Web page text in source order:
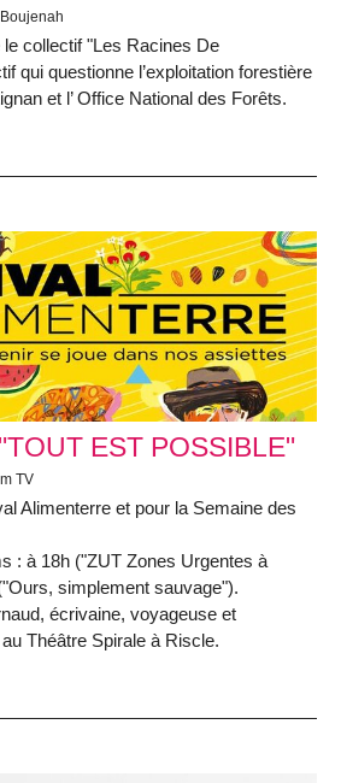
collectif "Les Racines De
qui questionne l’exploitation forestière
et l’ Office National des Forêts.
EST POSSIBLE"
TV
Alimenterre et pour la Semaine des
: à 18h ("ZUT Zones Urgentes à
simplement sauvage").
écrivaine, voyageuse et
Théâtre Spirale à Riscle.